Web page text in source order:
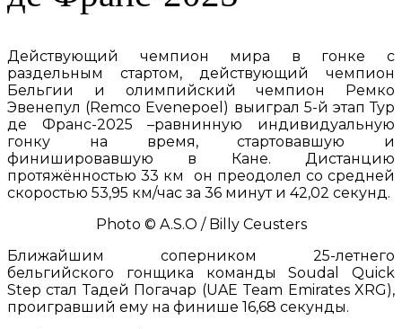
Действующий чемпион мира в гонке с
раздельным стартом, действующий чемпион
Бельгии и олимпийский чемпион Ремко
Эвенепул (Remco Evenepoel) выиграл 5-й этап Тур
де Франс-2025 –равнинную индивидуальную
гонку на время, стартовавшую и
финишировавшую в Кане. Дистанцию
протяжённостью 33 км он преодолел со средней
скоростью 53,95 км/час за 36 минут и 42,02 секунд.
Photo © A.S.O / Billy Ceusters
Ближайшим соперником 25-летнего
бельгийского гонщика команды Soudal Quick
Step стал Тадей Погачар (UAE Team Emirates XRG),
проигравший ему на финише 16,68 секунды.